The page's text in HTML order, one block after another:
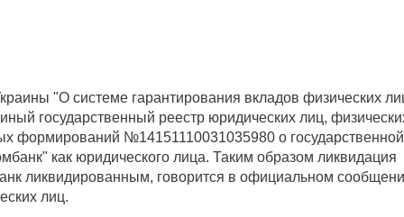
"О системе гарантирования вкладов физических
государственный реестр юридических лиц,
формирований №14151110031035980 о государственной
как юридического лица. Таким образом ликвидация
ликвидированным, говорится в официальном
лиц.